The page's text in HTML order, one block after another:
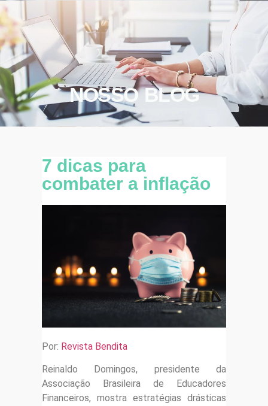
NOSSO BLOG
7 dicas para
combater a inflação
Por: Revista Bendita
Reinaldo Domingos, presidente da
Associação Brasileira de Educadores
Financeiros, mostra estratégias drásticas